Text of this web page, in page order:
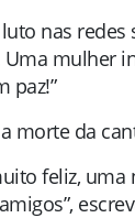
nas redes
mulher
paz!”
morte da
feliz,